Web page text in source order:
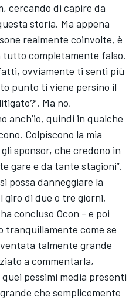
cercando di capire da
storia. Ma appena
realmente coinvolte, è
completamente falso.
ovviamente ti senti più
punto ti viene persino il
Ma no,
anch’io, quindi in qualche
Colpiscono la mia
sponsor, che credono in
gare e da tante stagioni”.
possa danneggiare la
di due o tre giorni,
concluso Ocon - e poi
tranquillamente come se
talmente grande
a commentarla,
pessimi media presenti
che semplicemente